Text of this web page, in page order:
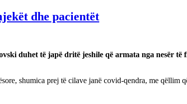
dhe pacientët
duhet të japë dritë jeshile që armata nga nesër
shumica prej të cilave janë covid-qendra, me qëllim